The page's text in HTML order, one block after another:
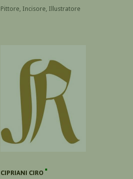
Pittore, Incisore, Illustratore
CIPRIANI CIRO